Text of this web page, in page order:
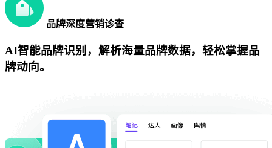
品牌深度营销诊查
AI智能品牌识别，解析海量品牌数据，轻松掌握品
牌动向。